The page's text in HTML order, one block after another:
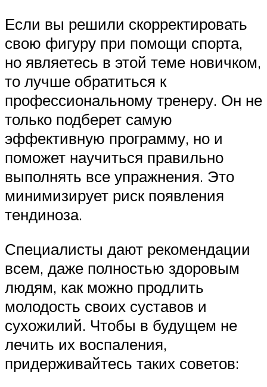
Если вы решили скорректировать
свою фигуру при помощи спорта,
но являетесь в этой теме новичком,
то лучше обратиться к
профессиональному тренеру. Он не
только подберет самую
эффективную программу, но и
поможет научиться правильно
выполнять все упражнения. Это
минимизирует риск появления
тендиноза.
Специалисты дают рекомендации
всем, даже полностью здоровым
людям, как можно продлить
молодость своих суставов и
сухожилий. Чтобы в будущем не
лечить их воспаления,
придерживайтесь таких советов: